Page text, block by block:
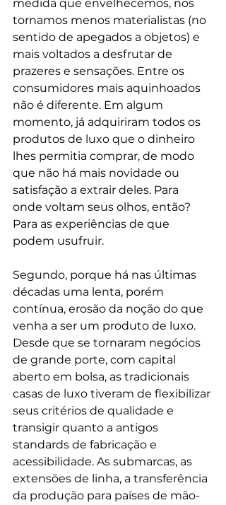
medida que envelhecemos, nos
tornamos menos materialistas (no
sentido de apegados a objetos) e
mais voltados a desfrutar de
prazeres e sensações. Entre os
consumidores mais aquinhoados
não é diferente. Em algum
momento, já adquiriram todos os
produtos de luxo que o dinheiro
lhes permitia comprar, de modo
que não há mais novidade ou
satisfação a extrair deles. Para
onde voltam seus olhos, então?
Para as experiências de que
podem usufruir.
Segundo, porque há nas últimas
décadas uma lenta, porém
contínua, erosão da noção do que
venha a ser um produto de luxo.
Desde que se tornaram negócios
de grande porte, com capital
aberto em bolsa, as tradicionais
casas de luxo tiveram de flexibilizar
seus critérios de qualidade e
transigir quanto a antigos
standards de fabricação e
acessibilidade. As submarcas, as
extensões de linha, a transferência
da produção para países de mão-